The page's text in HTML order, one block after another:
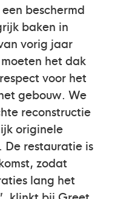
beschermd
baken in
vorig jaar
het dak
voor het
gebouw. We
reconstructie
originele
restauratie is
zodat
lang het